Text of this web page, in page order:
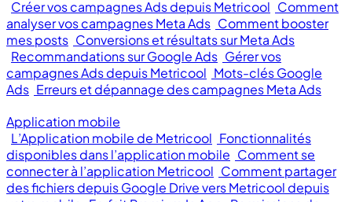
Créer vos campagnes Ads depuis Metricool Comment
analyser vos campagnes Meta Ads Comment booster
mes posts Conversions et résultats sur Meta Ads
Recommandations sur Google Ads Gérer vos
campagnes Ads depuis Metricool Mots-clés Google
Ads Erreurs et dépannage des campagnes Meta Ads
Application mobile
L’Application mobile de Metricool Fonctionnalités
disponibles dans l’application mobile Comment se
connecter à l’application Metricool Comment partager
des fichiers depuis Google Drive vers Metricool depuis